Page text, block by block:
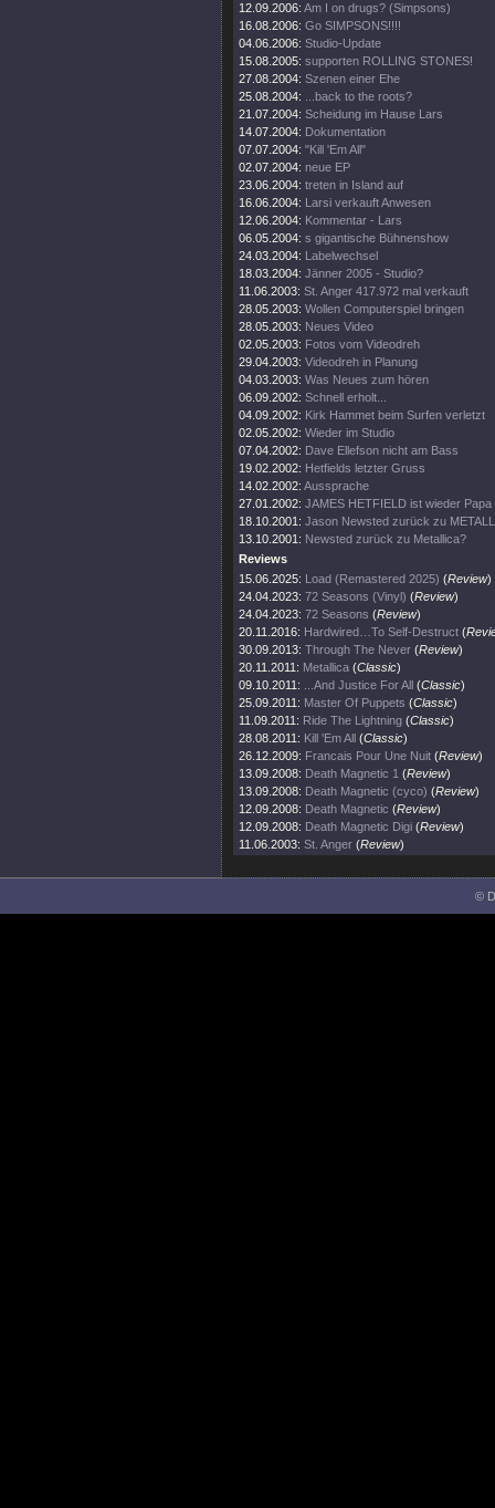
12.09.2006: Am I on drugs? (Simpsons)
16.08.2006: Go SIMPSONS!!!!
04.06.2006: Studio-Update
15.08.2005: supporten ROLLING STONES!
27.08.2004: Szenen einer Ehe
25.08.2004:
...back to the roots?
21.07.2004: Scheidung im Hause Lars
14.07.2004: Dokumentation
07.07.2004: "Kill 'Em All"
02.07.2004: neue EP
23.06.2004: treten in Island auf
16.06.2004: Larsi verkauft Anwesen
12.06.2004: Kommentar - Lars
06.05.2004: s gigantische Bühnenshow
24.03.2004: Labelwechsel
18.03.2004: Jänner 2005 - Studio?
11.06.2003: St. Anger 417.972 mal verkauft
28.05.2003: Wollen Computerspiel bringen
28.05.2003: Neues Video
02.05.2003: Fotos vom Videodreh
29.04.2003: Videodreh in Planung
04.03.2003: Was Neues zum hören
06.09.2002: Schnell erholt...
04.09.2002: Kirk Hammet beim Surfen verletzt
02.05.2002: Wieder im Studio
07.04.2002: Dave Ellefson nicht am Bass
19.02.2002: Hetfields letzter Gruss
14.02.2002: Aussprache
27.01.2002: JAMES HETFIELD ist wieder Papa
18.10.2001: Jason Newsted zurück zu
13.10.2001: Newsted zurück zu Metallica?
Reviews
15.06.2025: Load (Remastered 2025) (Review)
24.04.2023: 72 Seasons (Vinyl) (Review)
24.04.2023: 72 Seasons (Review)
20.11.2016: Hardwired…To Self-Destruct (
30.09.2013: Through The Never (Review)
20.11.2011: Metallica (Classic)
09.10.2011:
...And Justice For All (Classic)
25.09.2011: Master Of Puppets (Classic)
11.09.2011: Ride The Lightning (Classic)
28.08.2011: Kill 'Em All (Classic)
26.12.2009: Francais Pour Une Nuit (Review)
13.09.2008: Death Magnetic 1 (Review)
13.09.2008: Death Magnetic (cyco) (Review)
12.09.2008: Death Magnetic (Review)
12.09.2008: Death Magnetic Digi (Review)
11.06.2003: St. Anger (Review)
©